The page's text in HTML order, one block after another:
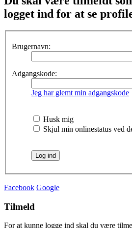
logget ind for at se
Brugernavn:
Adgangskode:
Jeg har glemt min adgangskode
Husk mig
Skjul min onlinestatus ved
Facebook Google
Tilmeld
For at kunne logge ind skal du være